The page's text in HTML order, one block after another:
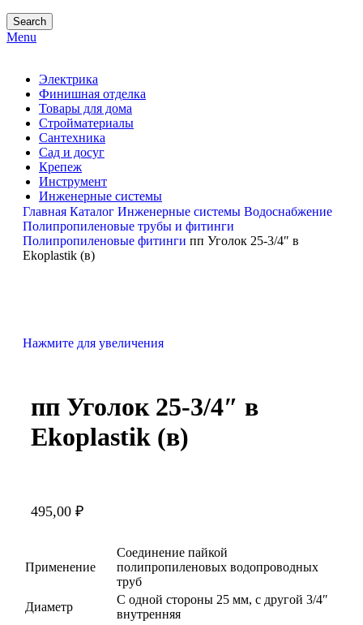
Search
Menu
Электрика
Финишная отделка
Товары для дома
Стройматериалы
Сантехника
Сад и досуг
Крепеж
Инструмент
Инженерные системы
Главная Каталог Инженерные системы Водоснабжение
Полипропиленовые трубы и фитинги
Полипропиленовые фитинги пп Уголок 25-3/4″ в
Ekoplastik (в)
Нажмите для увеличения
пп Уголок 25-3/4″ в
Ekoplastik (в)
495,00 ₽
Применение
Соединение пайкой
полипропиленовых водопроводных
труб
Диаметр
С одной стороны 25 мм, с другой 3/4″
внутренняя